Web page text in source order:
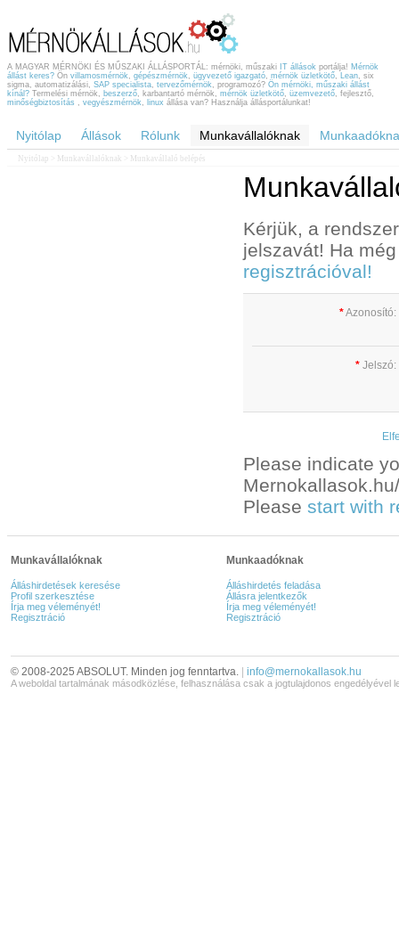
A MAGYAR MÉRNÖKI ÉS MŰSZAKI ÁLLÁSPORTÁL: mérnöki, műszaki IT állások portálja! Mérnök
állást keres? Ön villamosmérnök, gépészmérnök, ügyvezető igazgató, mérnök üzletkötő, Lean, six
sigma, automatizálási, SAP specialista, tervezőmérnök, programozó? Ön mérnöki, műszaki állást
kínál? Termelési mérnök, beszerző, karbantartó mérnök, mérnök üzletkötő, üzemvezető, fejlesztő,
minőségbiztosítás , vegyészmérnök, linux állása van? Használja állásportálunkat!
Nyitólap Állások Rólunk Munkavállalóknak
Nyitólap Munkavállalóknak > Munkavállaló belépés
Kérjük, a
jelszavát! Ha
regisztrációval!
*Azonosító:
* Jelszó:
Please indicate
Please start with
Munkavállalóknak
Álláshirdetések keresése
Profil szerkesztése
Írja meg véleményét!
Regisztráció
Munkaadóknak
Álláshirdetés feladása
Állásra jelentkezők
Írja meg véleményét!
Regisztráció
© 2008-2025 ABSOLUT. Minden jog fenntartva. info@mernokallasok.hu
A weboldal tartalmának másodközlése, felhasználása csak a jogtulajdonos engedélyével